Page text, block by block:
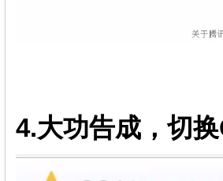
4.大功告成，切